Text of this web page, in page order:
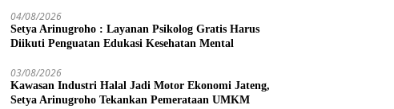
04/08/2026
Setya Arinugroho : Layanan Psikolog Gratis Harus
Diikuti Penguatan Edukasi Kesehatan Mental
03/08/2026
Kawasan Industri Halal Jadi Motor Ekonomi Jateng,
Setya Arinugroho Tekankan Pemerataan UMKM